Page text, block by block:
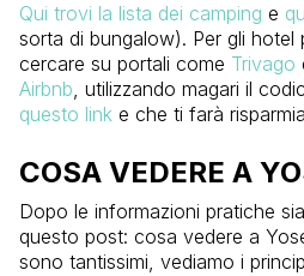
Qui trovi la lista dei camping e
sorta di bungalow). Per gli hotel
cercare su portali come Trivago
Airbnb, utilizzando magari il
questo link e che ti farà
COSA VEDERE A
Dopo le informazioni pratiche
questo post: cosa vedere a
sono tantissimi, vediamo i